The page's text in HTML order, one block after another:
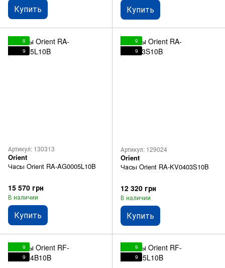
Купить Купить
9
9
Артикул: 130313
Orient
Часы Orient RA-AG0005L10B
15 570 грн
В наличии
Купить
9
9
Артикул: 129024
Orient
Часы Orient RA-KV0403S10B
12 320 грн
В наличии
Купить
9
9
9
9